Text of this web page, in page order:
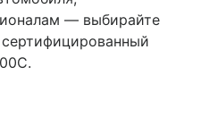
— выбирайте